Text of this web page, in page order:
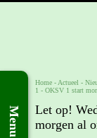
Menu
Home - Actueel -
1 - OKSV 1 start
Let op!
morgen al